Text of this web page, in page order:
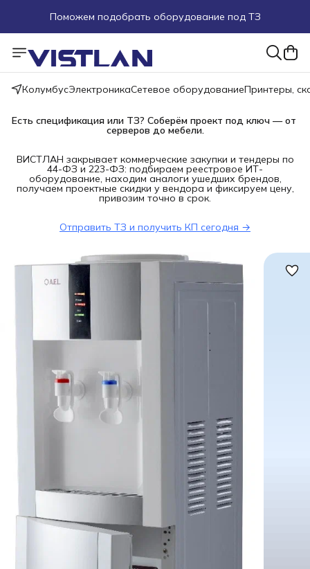
Поможем подобрать оборудование под ТЗ
Пуско-наладочные работы
Пришлите запрос на e-mail или в чат
Более 100 000 позиций в наличии и под заказ
КолумбусЭлектроникаСетевое оборудованиеПринтеры,
Есть спецификация или ТЗ? Соберём проект под ключ — от
серверов до мебели.
ВИСТЛАН закрывает коммерческие закупки и тендеры по
44-ФЗ и 223-ФЗ: подбираем реестровое ИТ-
оборудование, находим аналоги ушедших брендов,
получаем проектные скидки у вендора и фиксируем цену,
привозим точно в срок.
Отправить ТЗ и получить КП сегодня →